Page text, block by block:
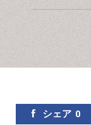
シェア 0